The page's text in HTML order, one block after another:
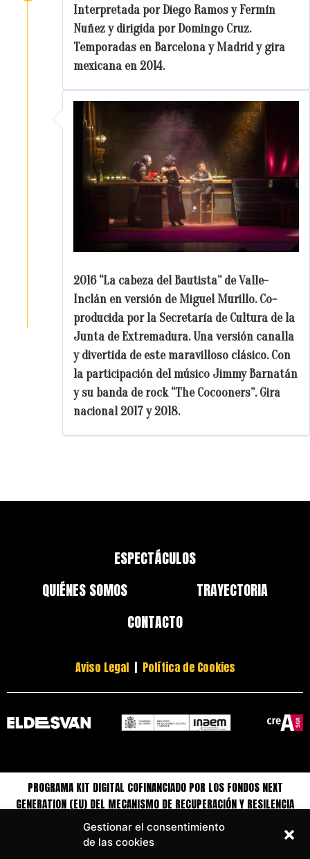
Gestionar el consentimiento
de las cookies
Interpretada por Diego Ramos y Fermín
Nuñez y dirigida por Domingo Cruz.
Temporadas en Barcelona y Madrid y gira
mexicana en 2014.
2016 “La cabeza del Bautista” de Valle-
Inclán en versión de Miguel Murillo. Co-
producida por la Secretaría de Cultura de la
Junta de Extremadura. Una versión canalla
y divertida de este maravilloso clásico. Con
la participación del músico Jimmy Barnatán
y su banda de rock “The Cocooners”. Gira
nacional 2017 y 2018.
ESPECTÁCULOS
QUIÉNES SOMOS
TRAYECTORIA
CONTACTO
Aviso Legal | Política de Cookies
PROGRAMA KIT DIGITAL COFINANCIADO POR LOS FONDOS NEXT
GENERATION (EU) DEL MECANISMO DE RECUPERACIÓN Y RESILENCIA